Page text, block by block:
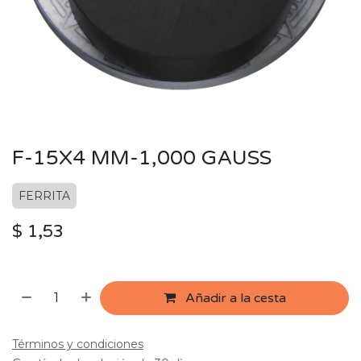
F-15X4 MM-1,000 GAUSS
FERRITA
$ 1,53
Añadir a la cesta
Términos y condiciones